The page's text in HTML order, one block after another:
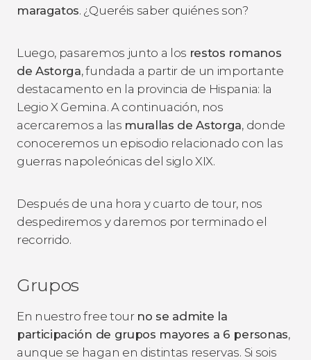
maragatos. ¿Queréis saber quiénes son?
Luego, pasaremos junto a los restos romanos
de Astorga, fundada a partir de un importante
destacamento en la provincia de Hispania: la
Legio X Gemina. A continuación, nos
acercaremos a las murallas de Astorga, donde
conoceremos un episodio relacionado con las
guerras napoleónicas del siglo XIX.
Después de una hora y cuarto de tour, nos
despediremos y daremos por terminado el
recorrido.
Grupos
En nuestro free tour no se admite la
participación de grupos mayores a 6 personas,
aunque se hagan en distintas reservas. Si sois